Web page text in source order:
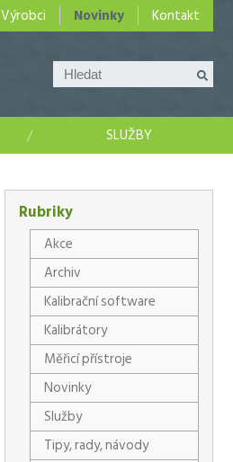
Výrobci Novinky Kontakt
SLUŽBY
Rubriky
Akce
Archiv
Kalibrační software
Kalibrátory
Měřicí přístroje
Novinky
Služby
Tipy, rady, návody